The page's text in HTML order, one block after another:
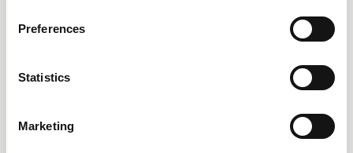
Preferences
Statistics
Marketing